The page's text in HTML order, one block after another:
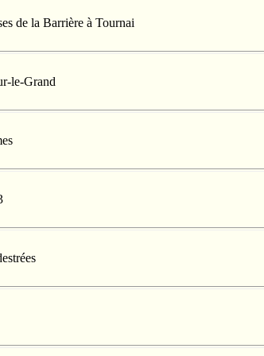
de la Barrière à Tournai
le-Grand